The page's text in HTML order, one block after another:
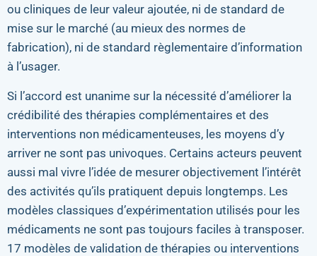
ou cliniques de leur valeur ajoutée, ni de standard de
mise sur le marché (au mieux des normes de
fabrication), ni de standard règlementaire d’information
à l’usager.
Si l’accord est unanime sur la nécessité d’améliorer la
crédibilité des thérapies complémentaires et des
interventions non médicamenteuses, les moyens d’y
arriver ne sont pas univoques. Certains acteurs peuvent
aussi mal vivre l’idée de mesurer objectivement l’intérêt
des activités qu’ils pratiquent depuis longtemps. Les
modèles classiques d’expérimentation utilisés pour les
médicaments ne sont pas toujours faciles à transposer.
17 modèles de validation de thérapies ou interventions